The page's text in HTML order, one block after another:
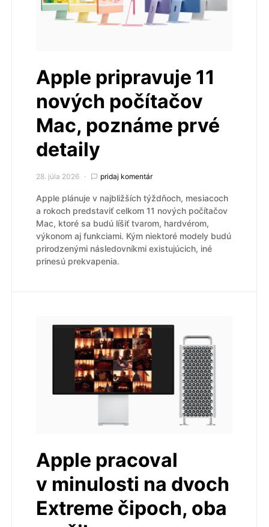
Apple pripravuje 11
nových počítačov
Mac, poznáme prvé
detaily
28. júla 2026 pridaj komentár
Apple plánuje v najbližších týždňoch, mesiacoch
a rokoch predstaviť celkom 11 nových počítačov
Mac, ktoré sa budú líšiť tvarom, hardvérom,
výkonom aj funkciami. Kým niektoré modely budú
prirodzenými následovníkmi existujúcich, iné
prinesú prekvapenia.
Apple pracoval
v minulosti na dvoch
Extreme čipoch, oba